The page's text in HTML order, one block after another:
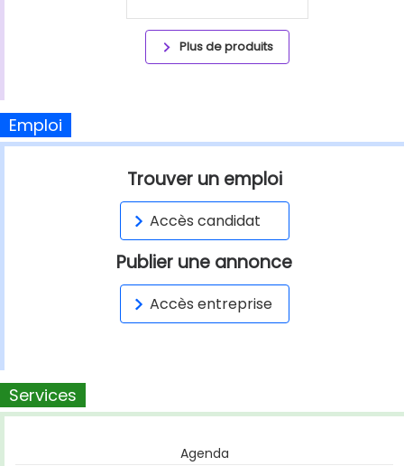
Plus de produits
Emploi
Trouver un emploi
Accès candidat
Publier une annonce
Accès entreprise
Services
Agenda